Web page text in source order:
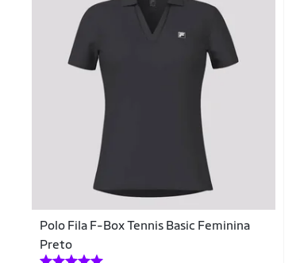
Polo Fila F-Box Tennis Basic Feminina
Preto